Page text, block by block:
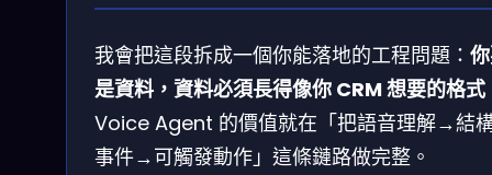
我會把這段拆成一個你能落地的工程問題：
是資料，資料必須長得像你 CRM 想要的格式
Voice Agent 的價值就在「把語音理解→結
事件→可觸發動作」這條鏈路做完整。